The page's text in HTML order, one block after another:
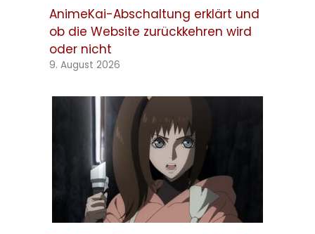
AnimeKai-Abschaltung erklärt und
ob die Website zurückkehren wird
oder nicht
9. August 2026